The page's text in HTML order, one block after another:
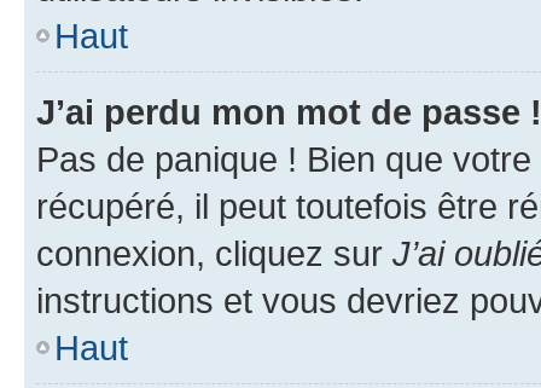
Haut
J’ai perdu mon mot de passe !
Pas de panique ! Bien que
récupéré, il peut toutefois être
connexion, cliquez sur J’ai
instructions et vous devriez
Haut